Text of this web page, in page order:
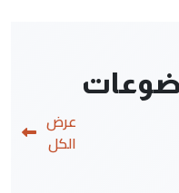
عرض
الكل